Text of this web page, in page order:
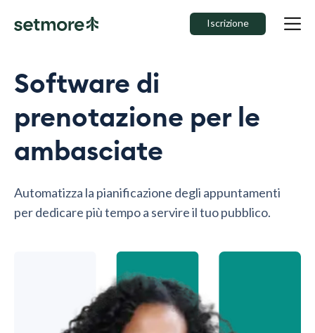
Iscrizione
Software di
prenotazione per le
ambasciate
Automatizza la pianificazione degli appuntamenti
per dedicare più tempo a servire il tuo pubblico.